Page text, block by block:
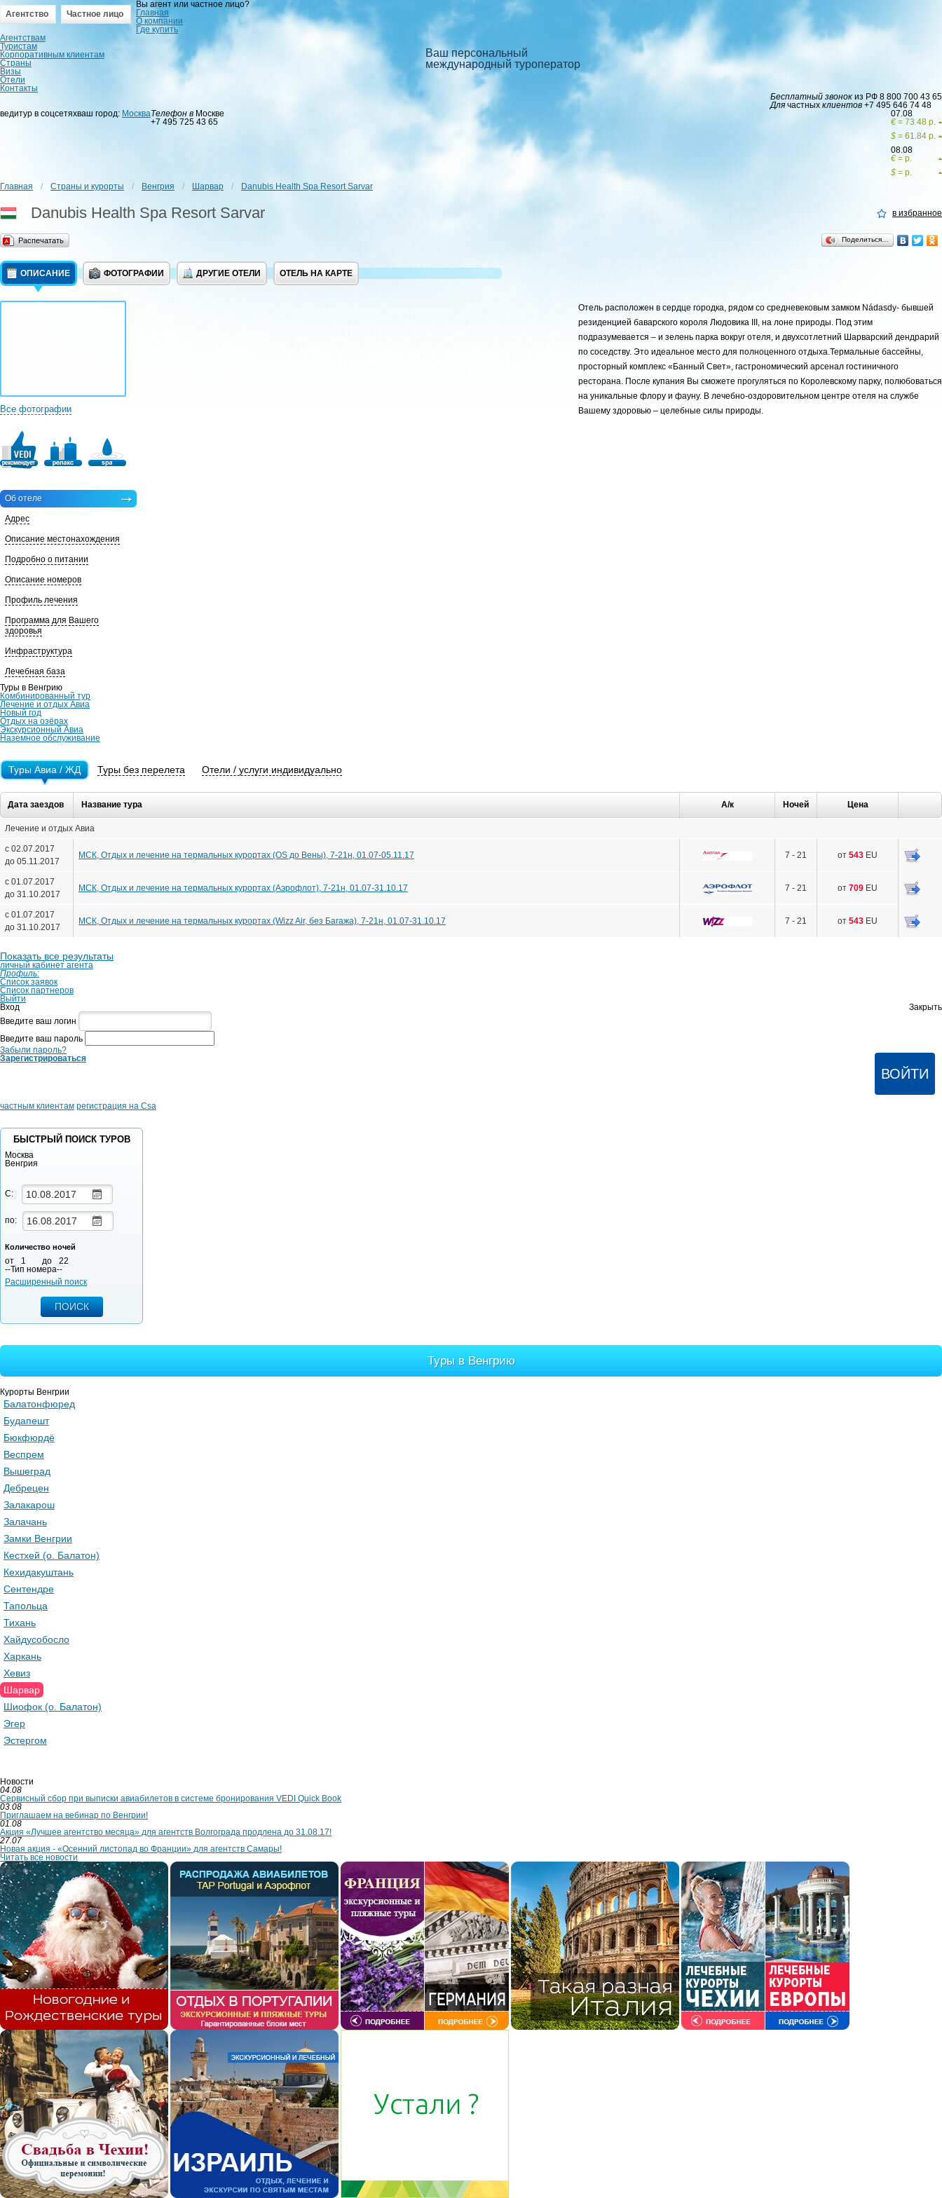
Вы агент или частное лицо?
Агентство
Частное лицо
Главная
О компании
Где купить
Агентствам
Туристам
Корпоративным клиентам
Страны
Визы
Отели
Контакты
Ваш персональный
международный туроператор
Бесплатный звонок из РФ 8 800 700 43 65
Для частных клиентов +7 495 646 74 48
ведитур в соцсетяхваш город: МоскваТелефон в Москве
+7 495 725 43 65
07.08
€ = 73.48 р.
$ = 61.84 р.
08.08
€ = р.
$ = р.
Главная
/ Страны и курорты / Венгрия / Шарвар / Danubis Health Spa Resort Sarvar
Danubis Health Spa Resort Sarvar в избранное
Распечатать Поделиться…
ОПИСАНИЕ ФОТОГРАФИИ ДРУГИЕ ОТЕЛИ ОТЕЛЬ НА КАРТЕ
Все фотографии
Об отеле
Адрес
Описание местонахождения
Подробно о питании
Описание номеров
Профиль лечения
Программа для Вашего
здоровья
Инфраструктура
Лечебная база
Отель расположен в сердце городка, рядом со средневековым замком Nádasdy- бывшей
резиденцией баварского короля Людовика III, на лоне природы. Под этим
подразумевается – и зелень парка вокруг отеля, и двухсотлетний Шарварский дендрарий
по соседству. Это идеальное место для полноценного отдыха.Термальные бассейны,
просторный комплекс «Банный Свет», гастрономический арсенал гостиничного
ресторана. После купания Вы сможете прогуляться по Королевскому парку, полюбоваться
на уникальные флору и фауну. В лечебно-оздоровительном центре отеля на службе
Вашему здоровью – целебные силы природы.
Туры в Венгрию
Комбинированный тур
Лечение и отдых Авиа
Новый год
Отдых на озёрах
Экскурсионный Авиа
Наземное обслуживание
Туры Авиа / ЖД Туры без перелета Отели / услуги индивидуально
Дата заездов Название тура А/к Ночей Цена
Лечение и отдых Авиа
с 02.07.2017
до 05.11.2017
МСК, Отдых и лечение на термальных курортах (OS до Вены), 7-21н, 01.07-05.11.17 7 - 21 от 543 EU
с 01.07.2017
до 31.10.2017
МСК, Отдых и лечение на термальных курортах (Аэрофлот), 7-21н, 01.07-31.10.17 7 - 21 от 709 EU
с 01.07.2017
до 31.10.2017
МСК, Отдых и лечение на термальных курортах (Wizz Air, без Багажа), 7-21н, 01.07-31.10.17 7 - 21 от 543 EU
Показать все результаты
личный кабинет агента
Профиль:
Список заявок
Список партнеров
Выйти
Вход
Закрыть
Введите ваш логин
Введите ваш пароль
Забыли пароль?
Зарегистрироваться
частным клиентам регистрация на Csa
БЫСТРЫЙ ПОИСК ТУРОВ
Москва
Венгрия
С:
по:
Количество ночей
от 1 до
22
--Тип номера--
Расширенный поиск
Туры в Венгрию
Курорты Венгрии
Балатонфюред
Будапешт
Бюкфюрдё
Веспрем
Вышеград
Дебрецен
Залакарош
Залачань
Замки Венгрии
Кестхей (о. Балатон)
Кехидакуштань
Сентендре
Тапольца
Тихань
Хайдусобосло
Харкань
Хевиз
Шарвар
Шиофок (о. Балатон)
Эгер
Эстергом
Новости
04.08
Сервисный сбор при выписки авиабилетов в системе бронирования VEDI Quick Book
03.08
Приглашаем на вебинар по Венгрии!
01.08
Акция «Лучшее агентство месяца» для агентств Волгограда продлена до 31.08.17!
27.07
Новая акция - «Осенний листопад во Франции» для агентств Самары!
Читать все новости